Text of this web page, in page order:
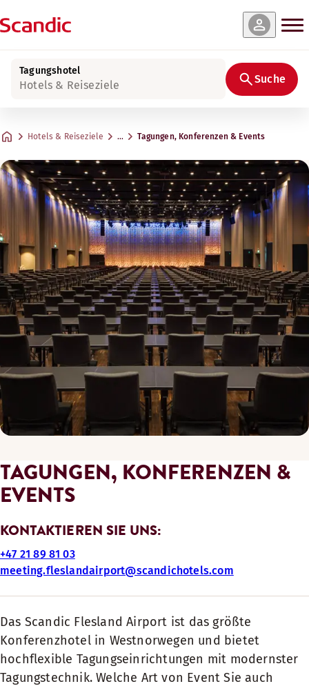
Tagungshotel
Hotels & Reiseziele Suche
Hotels & Reiseziele … Tagungen, Konferenzen & Events
TAGUNGEN, KONFERENZEN &
EVENTS
KONTAKTIEREN SIE UNS:
+47 21 89 81 03
meeting.fleslandairport@scandichotels.com
Das Scandic Flesland Airport ist das größte
Konferenzhotel in Westnorwegen und bietet
hochflexible Tagungseinrichtungen mit modernster
Tagungstechnik. Welche Art von Event Sie auch